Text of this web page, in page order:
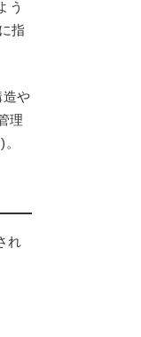
う
指
や
理
れ